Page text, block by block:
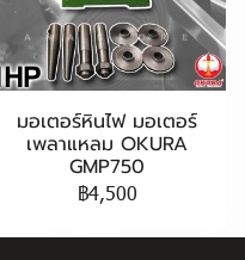
มอเตอร์หินไฟ มอเตอร์
เพลาแหลม OKURA
GMP750
฿4,500